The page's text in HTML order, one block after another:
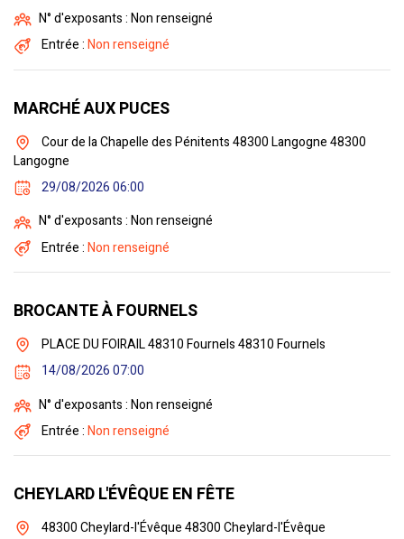
N° d'exposants : Non renseigné
Entrée :Non renseigné
MARCHÉ AUX PUCES
Cour de la Chapelle des Pénitents 48300 Langogne 48300
Langogne
29/08/2026 06:00
N° d'exposants : Non renseigné
Entrée :Non renseigné
BROCANTE À FOURNELS
PLACE DU FOIRAIL 48310 Fournels 48310 Fournels
14/08/2026 07:00
N° d'exposants : Non renseigné
Entrée :Non renseigné
CHEYLARD L'ÉVÊQUE EN FÊTE
48300 Cheylard-l'Évêque 48300 Cheylard-l'Évêque